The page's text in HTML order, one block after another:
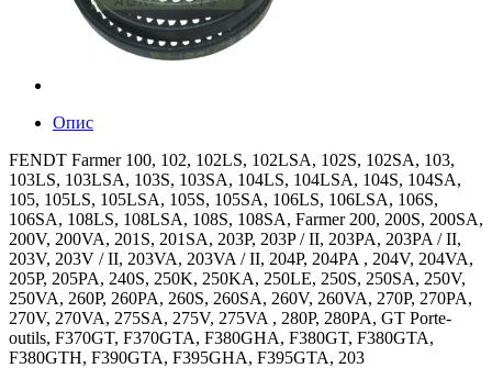
Опис
FENDT Farmer 100, 102, 102LS, 102LSA, 102S, 102SA, 103,
103LS, 103LSA, 103S, 103SA, 104LS, 104LSA, 104S, 104SA,
105, 105LS, 105LSA, 105S, 105SA, 106LS, 106LSA, 106S,
106SA, 108LS, 108LSA, 108S, 108SA, Farmer 200, 200S, 200SA,
200V, 200VA, 201S, 201SA, 203P, 203P / II, 203PA, 203PA / II,
203V, 203V / II, 203VA, 203VA / II, 204P, 204PA , 204V, 204VA,
205P, 205PA, 240S, 250K, 250KA, 250LE, 250S, 250SA, 250V,
250VA, 260P, 260PA, 260S, 260SA, 260V, 260VA, 270P, 270PA,
270V, 270VA, 275SA, 275V, 275VA , 280P, 280PA, GT Porte-
outils, F370GT, F370GTA, F380GHA, F380GT, F380GTA,
F380GTH, F390GTA, F395GHA, F395GTA, 203